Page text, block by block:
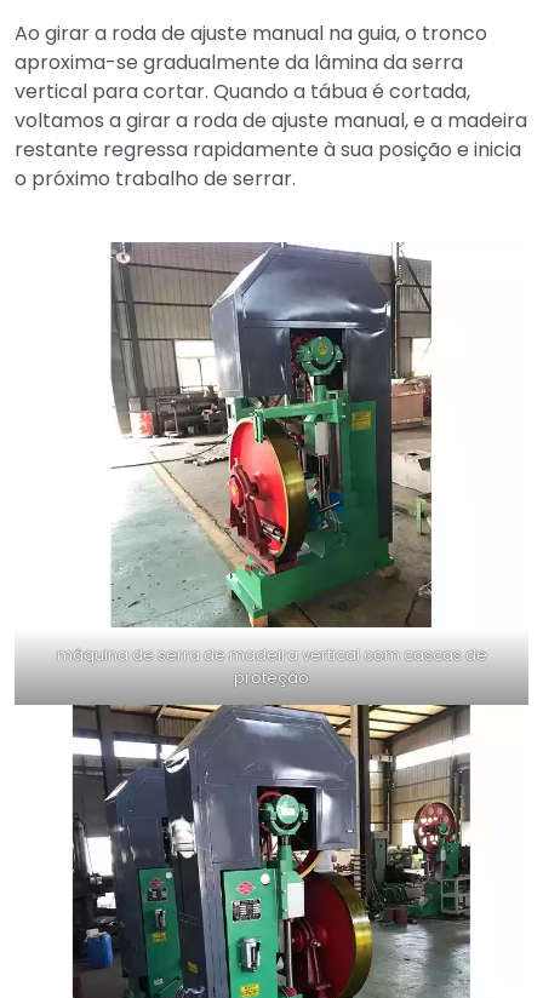
Ao girar a roda de ajuste manual na guia, o tronco
aproxima-se gradualmente da lâmina da serra
vertical para cortar. Quando a tábua é cortada,
voltamos a girar a roda de ajuste manual, e a madeira
restante regressa rapidamente à sua posição e inicia
o próximo trabalho de serrar.
máquina de serra de madeira vertical com cascas de
proteção